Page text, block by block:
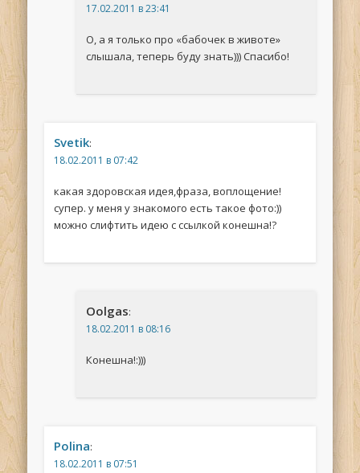
17.02.2011 в 23:41
О, а я только про «бабочек в животе»
слышала, теперь буду знать))) Спасибо!
Svetik:
18.02.2011 в 07:42
какая здоровская идея,фраза, воплощение!
супер. у меня у знакомого есть такое фото:))
можно слифтить идею с ссылкой конешна!?
Oolgas:
18.02.2011 в 08:16
Конешна!:)))
Polina:
18.02.2011 в 07:51